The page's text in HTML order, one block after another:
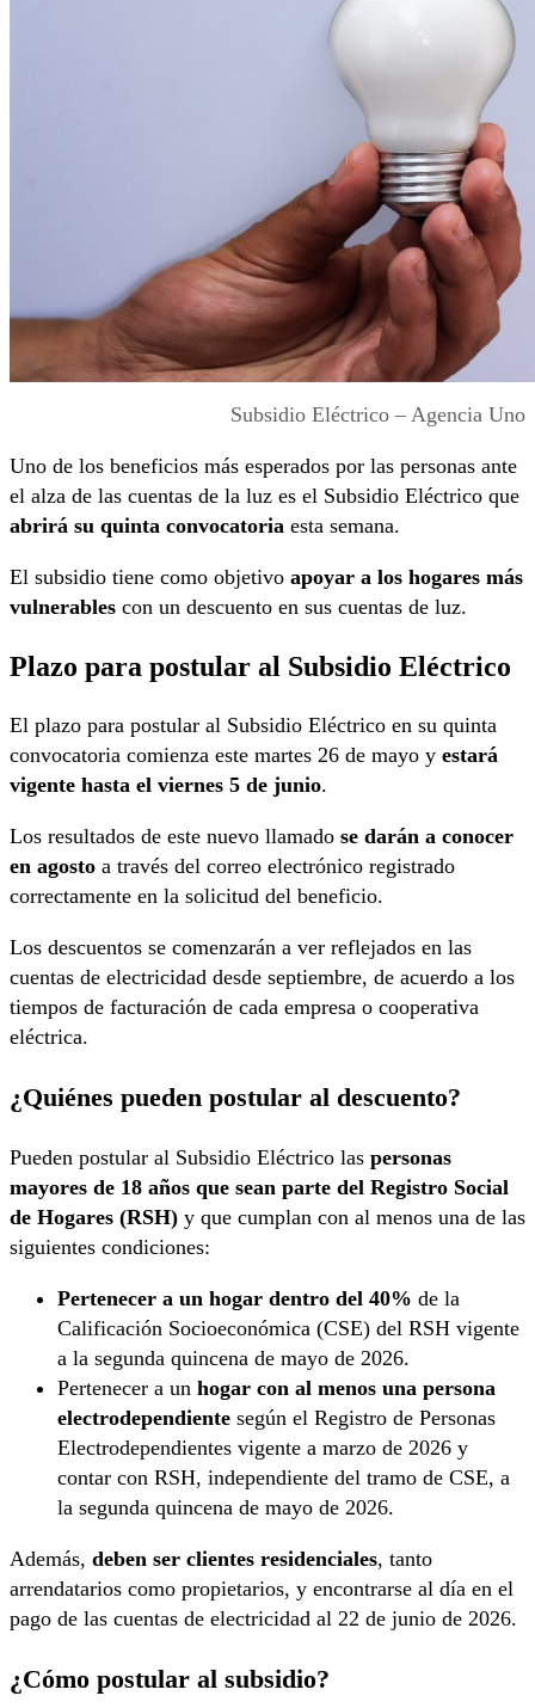
Subsidio Eléctrico – Agencia Uno
Uno de los beneficios más esperados por las personas ante
el alza de las cuentas de la luz es el Subsidio Eléctrico que
abrirá su quinta convocatoria esta semana.
El subsidio tiene como objetivo apoyar a los hogares más
vulnerables con un descuento en sus cuentas de luz.
Plazo para postular al Subsidio Eléctrico
El plazo para postular al Subsidio Eléctrico en su quinta
convocatoria comienza este martes 26 de mayo y estará
vigente hasta el viernes 5 de junio.
Los resultados de este nuevo llamado se darán a conocer
en agosto a través del correo electrónico registrado
correctamente en la solicitud del beneficio.
Los descuentos se comenzarán a ver reflejados en las
cuentas de electricidad desde septiembre, de acuerdo a los
tiempos de facturación de cada empresa o cooperativa
eléctrica.
¿Quiénes pueden postular al descuento?
Pueden postular al Subsidio Eléctrico las personas
mayores de 18 años que sean parte del Registro Social
de Hogares (RSH) y que cumplan con al menos una de las
siguientes condiciones:
Pertenecer a un hogar dentro del 40% de la
Calificación Socioeconómica (CSE) del RSH vigente
a la segunda quincena de mayo de 2026.
Pertenecer a un hogar con al menos una persona
electrodependiente según el Registro de Personas
Electrodependientes vigente a marzo de 2026 y
contar con RSH, independiente del tramo de CSE, a
la segunda quincena de mayo de 2026.
Además, deben ser clientes residenciales, tanto
arrendatarios como propietarios, y encontrarse al día en el
pago de las cuentas de electricidad al 22 de junio de 2026.
¿Cómo postular al subsidio?